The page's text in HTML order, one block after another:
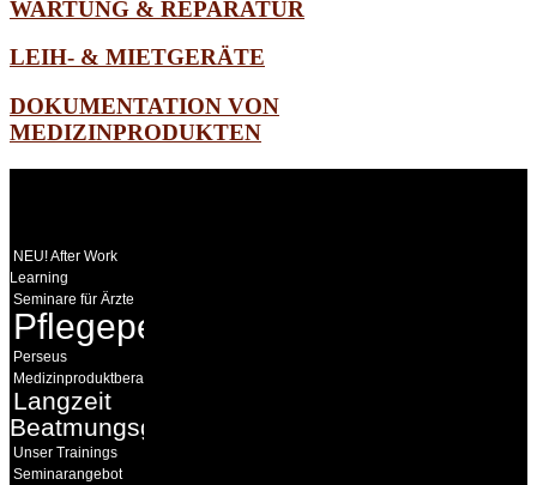
WARTUNG & REPARATUR
LEIH- & MIETGERÄTE
DOKUMENTATION VON
MEDIZINPRODUKTEN
NEU! After Work
Learning
Seminare für Ärzte
Pflegepersonal
Perseus
Medizinproduktberater
Langzeit
Beatmungsgeräte
Unser Trainings
Seminarangebot